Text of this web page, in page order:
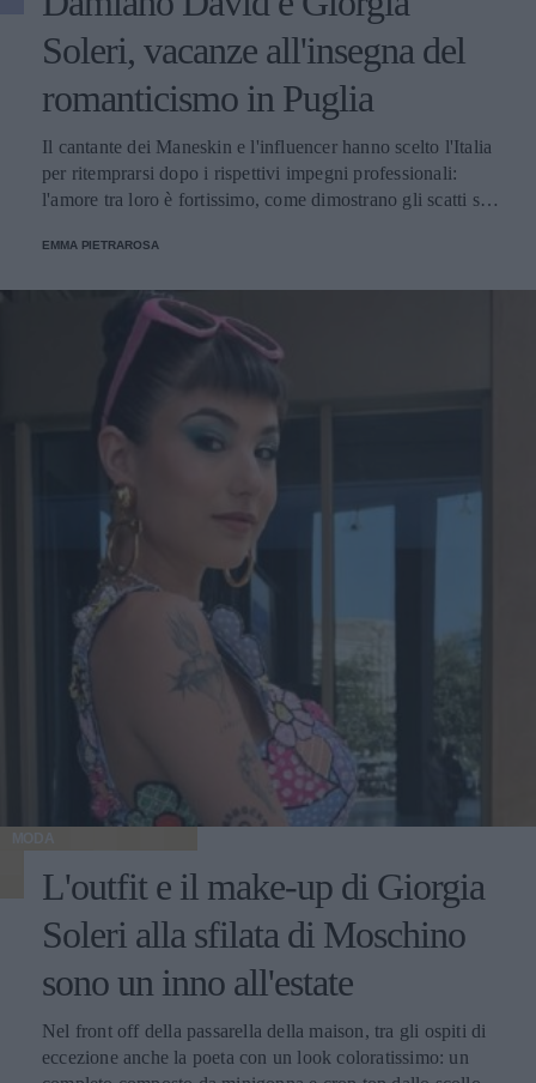
Soleri, vacanze all'insegna del
romanticismo in Puglia
Il cantante dei Maneskin e l'influencer hanno scelto l'Italia
per ritemprarsi dopo i rispettivi impegni professionali:
l'amore tra loro è fortissimo, come dimostrano gli scatti sui
EMMA PIETRAROSA
MODA
L'outfit e il make-up di Giorgia
Soleri alla sfilata di Moschino
sono un inno all'estate
Nel front off della passarella della maison, tra gli ospiti di
eccezione anche la poeta con un look coloratissimo: un